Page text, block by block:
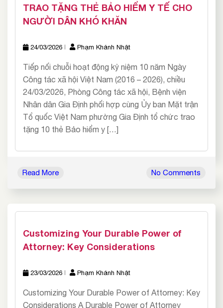
TRAO TẶNG THẺ BẢO HIỂM Y TẾ CHO
NGƯỜI DÂN KHÓ KHĂN
24/03/2026 Phạm Khánh Nhật
Tiếp nối chuỗi hoạt động kỷ niệm 10 năm Ngày
Công tác xã hội Việt Nam (2016 – 2026), chiều
24/03/2026, Phòng Công tác xã hội, Bệnh viện
Nhân dân Gia Định phối hợp cùng Ủy ban Mặt trận
Tổ quốc Việt Nam phường Gia Định tổ chức trao
tặng 10 thẻ Bảo hiểm y […]
Read More No Comments
Customizing Your Durable Power of
Attorney: Key Considerations
23/03/2026 Phạm Khánh Nhật
Customizing Your Durable Power of Attorney: Key
Considerations A Durable Power of Attorney